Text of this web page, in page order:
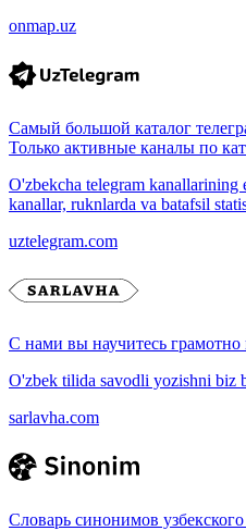
onmap.uz
Самый большой каталог
Только активные каналы по
O'zbekcha telegram kanallarining
kanallar, ruknlarda va batafsil
uztelegram.com
С нами вы научитесь грамотно
O'zbek tilida savodli yozishni biz
sarlavha.com
Словарь синонимов